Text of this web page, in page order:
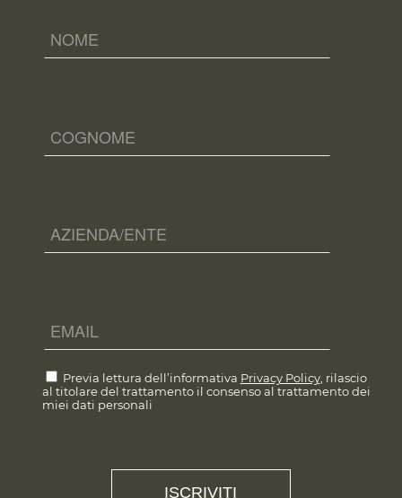
Previa lettura dell’informativa Privacy Policy, rilascio
al titolare del trattamento il consenso al trattamento dei
miei dati personali